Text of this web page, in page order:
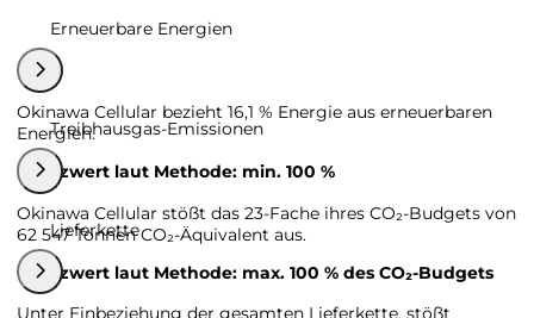
Erneuerbare Energien
Okinawa Cellular bezieht 16,1 % Energie aus erneuerbaren
Energien.
Grenzwert laut Methode: min. 100 %
Treibhausgas-Emissionen
Okinawa Cellular stößt das 23-Fache ihres CO₂-Budgets von
62 547 Tonnen CO₂-Äquivalent aus.
Grenzwert laut Methode: max. 100 % des CO₂-Budgets
Lieferkette
Unter Einbeziehung der gesamten Lieferkette, stößt